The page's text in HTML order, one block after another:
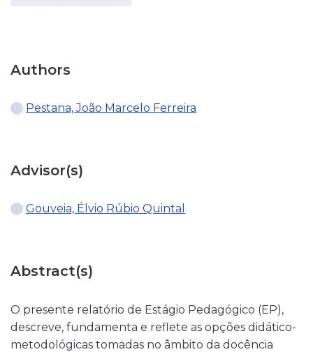
Authors
Pestana, João Marcelo Ferreira
Advisor(s)
Gouveia, Élvio Rúbio Quintal
Abstract(s)
O presente relatório de Estágio Pedagógico (EP),
descreve, fundamenta e reflete as opções didático-
metodológicas tomadas no âmbito da docência